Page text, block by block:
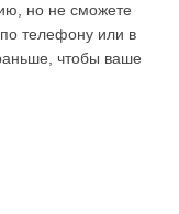
но не сможете
телефону или в
чтобы ваше